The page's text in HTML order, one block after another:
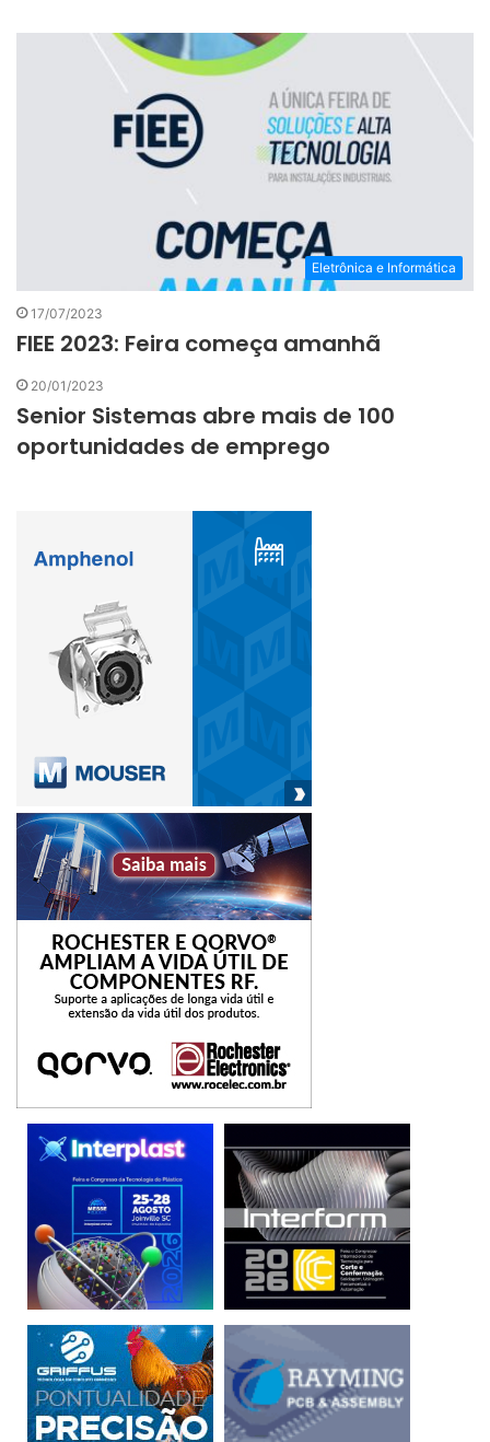
Eletrônica e Informática
17/07/2023
FIEE 2023: Feira começa amanhã
20/01/2023
Senior Sistemas abre mais de 100
oportunidades de emprego